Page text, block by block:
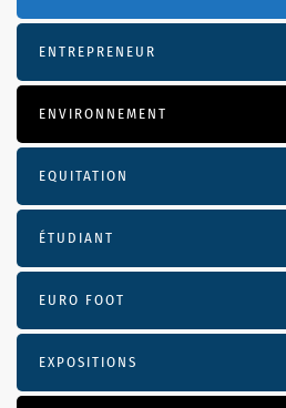
ENTREPRENEUR
ENVIRONNEMENT
EQUITATION
ÉTUDIANT
EURO FOOT
EXPOSITIONS